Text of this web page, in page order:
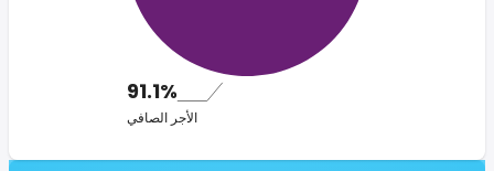
91.1%
الأجر الصافي